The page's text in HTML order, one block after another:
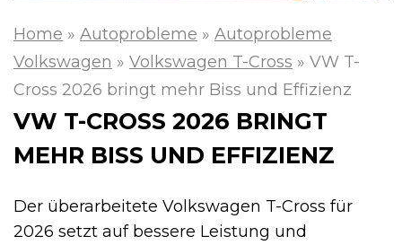
Home » Autoprobleme » Autoprobleme
Volkswagen » Volkswagen T-Cross » VW T-
Cross 2026 bringt mehr Biss und Effizienz
VW T-CROSS 2026 BRINGT
MEHR BISS UND EFFIZIENZ
Der überarbeitete Volkswagen T-Cross für
2026 setzt auf bessere Leistung und